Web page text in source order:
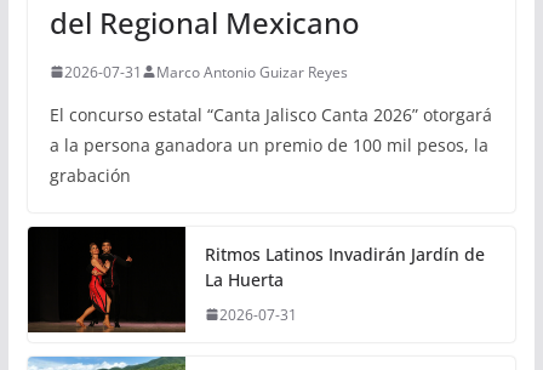
del Regional Mexicano
2026-07-31 Marco Antonio Guizar Reyes
El concurso estatal “Canta Jalisco Canta 2026” otorgará
a la persona ganadora un premio de 100 mil pesos, la
grabación
Ritmos Latinos Invadirán Jardín de
La Huerta
2026-07-31